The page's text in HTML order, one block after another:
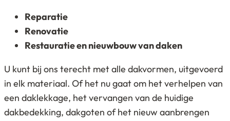
Reparatie
Renovatie
Restauratie en nieuwbouw van daken
U kunt bij ons terecht met alle dakvormen, uitgevoerd
in elk materiaal. Of het nu gaat om het verhelpen van
een daklekkage, het vervangen van de huidige
dakbedekking, dakgoten of het nieuw aanbrengen